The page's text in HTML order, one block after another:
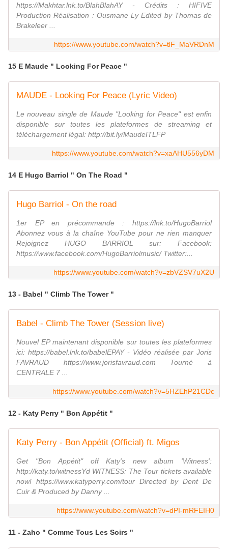
https://Makhtar.lnk.to/BlahBlahAY - Crédits : HIFIVE
Production Réalisation : Ousmane Ly Edited by Thomas de
Brakeleer ...
https://www.youtube.com/watch?v=tlF_MaVRDnM
15 E Maude " Looking For Peace "
MAUDE - Looking For Peace (Lyric Video)
Le nouveau single de Maude "Looking for Peace" est enfin
disponible sur toutes les plateformes de streaming et
téléchargement légal: http://bit.ly/MaudeITLFP
https://www.youtube.com/watch?v=xaAHU556yDM
14 E Hugo Barriol " On The Road "
Hugo Barriol - On the road
1er EP en précommande : https://lnk.to/HugoBarriol
Abonnez vous à la chaîne YouTube pour ne rien manquer
Rejoignez HUGO BARRIOL sur: Facebook:
https://www.facebook.com/HugoBarriolmusic/ Twitter:...
https://www.youtube.com/watch?v=zbVZSV7uX2U
13 - Babel " Climb The Tower "
Babel - Climb The Tower (Session live)
Nouvel EP maintenant disponible sur toutes les plateformes
ici: https://babel.lnk.to/babelEPAY - Vidéo réalisée par Joris
FAVRAUD https://www.jorisfavraud.com Tourné à
CENTRALE 7 ...
https://www.youtube.com/watch?v=5HZEhP21CDc
12 - Katy Perry " Bon Appétit "
Katy Perry - Bon Appétit (Official) ft. Migos
Get "Bon Appétit" off Katy's new album 'Witness':
http://katy.to/witnessYd WITNESS: The Tour tickets available
now! https://www.katyperry.com/tour Directed by Dent De
Cuir & Produced by Danny ...
https://www.youtube.com/watch?v=dPI-mRFEIH0
11 - Zaho " Comme Tous Les Soirs "